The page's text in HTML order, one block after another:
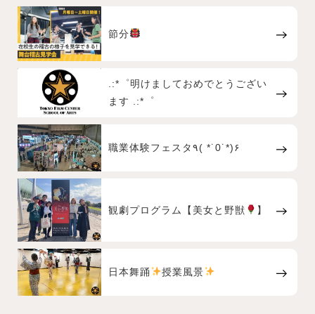
節分
.:*゜明けましておめでとうござい
ます .:*゜
職業体験フェスタ٩( *˙0˙*)۶
観劇プログラム【美女と野獣 】
日本舞踊 授業風景